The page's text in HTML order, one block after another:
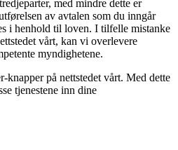
med mindre dette er
av avtalen som du inngår
i henhold til loven. I tilfelle mistanke
vårt, kan vi overlevere
myndighetene.
knapper på nettstedet vårt. Med dette
tjenestene inn dine